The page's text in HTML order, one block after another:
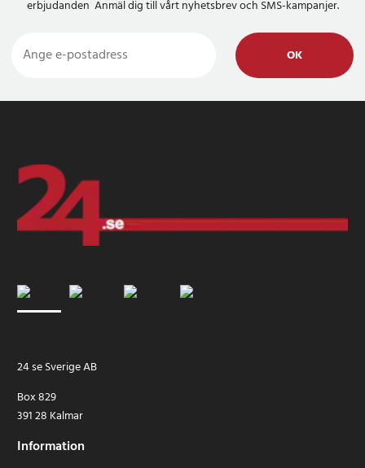
erbjudanden Anmäl dig till vårt nyhetsbrev och SMS-kampanjer.
OK
24 se Sverige AB
Box 829
391 28 Kalmar
Information